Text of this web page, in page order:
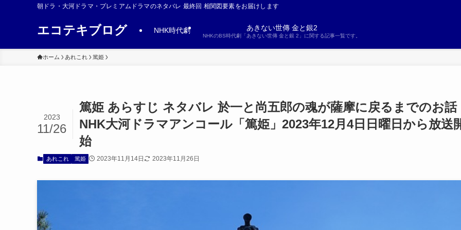
朝ドラ・大河ドラマ・プレミアムドラマのネタバレ 最終回 相関図要素をお届けします
エコテキブログ NHK時代劇 あきない世傳 金と銀2
NHKのBS時代劇「あきない世傳 金と銀 2」に関する記事一覧です。
ホーム あれこれ 篤姫
篤姫 あらすじ ネタバレ 於一と尚五郎の魂が薩摩に戻るまでのお話
NHK大河ドラマアンコール「篤姫」2023年12月4日日曜日から放送
始
2023
11/26
あれこれ 篤姫 2023年11月14日 2023年11月26日